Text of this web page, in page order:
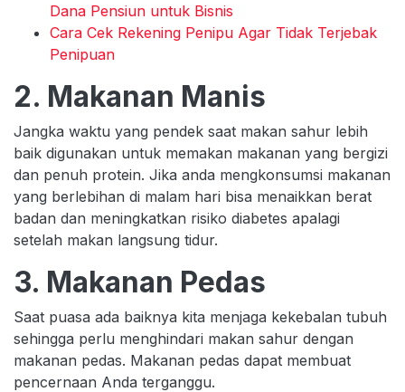
Dana Pensiun untuk Bisnis
Cara Cek Rekening Penipu Agar Tidak Terjebak
Penipuan
2. Makanan Manis
Jangka waktu yang pendek saat makan sahur lebih
baik digunakan untuk memakan makanan yang bergizi
dan penuh protein. Jika anda mengkonsumsi makanan
yang berlebihan di malam hari bisa menaikkan berat
badan dan meningkatkan risiko diabetes apalagi
setelah makan langsung tidur.
3. Makanan Pedas
Saat puasa ada baiknya kita menjaga kekebalan tubuh
sehingga perlu menghindari makan sahur dengan
makanan pedas. Makanan pedas dapat membuat
pencernaan Anda terganggu.